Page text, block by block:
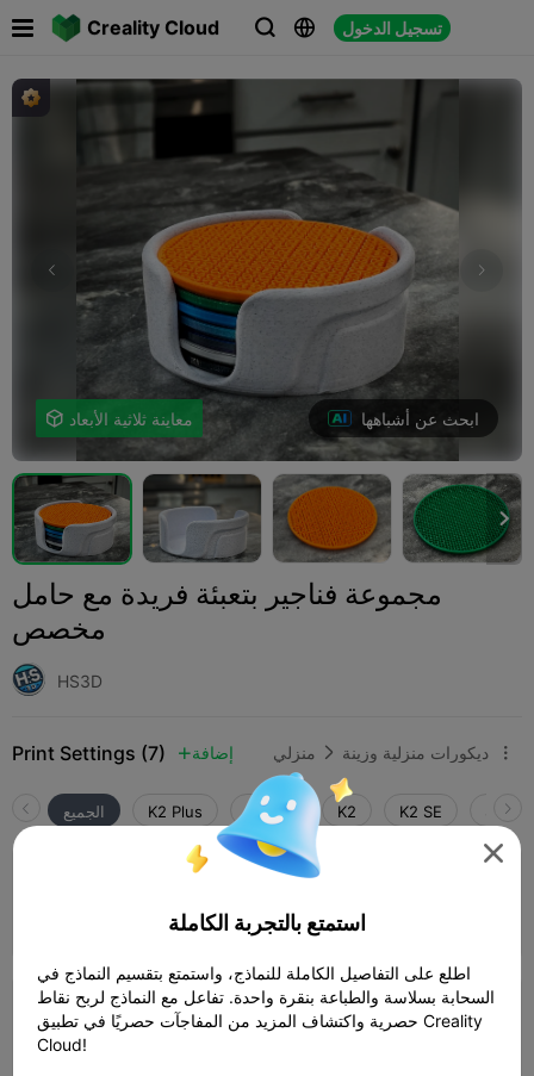
Creality Cloud   تسجيل الدخول
 
 معاينة ثلاثية الأبعاد ابحث عن أشباهها

مجموعة فناجير بتعبئة فريدة مع حامل
مخصص
HS3D
Print Settings (7)  إضافة منزلي  ديكورات منزلية وزينة 
الجميع K2 Plus K2 Pro K2 K2 SE
 03h 59m  2 plates
4.5


استمتع بالتجربة الكاملة
اطلع على التفاصيل الكاملة للنماذج، واستمتع بتقسيم النماذج في
السحابة بسلاسة والطباعة بنقرة واحدة. تفاعل مع النماذج لربح نقاط
حصرية واكتشاف المزيد من المفاجآت حصريًا في تطبيق Creality
Cloud!